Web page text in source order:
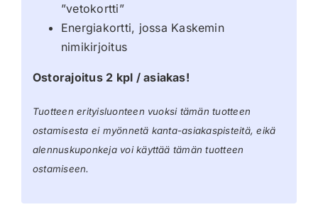
”vetokortti”
Energiakortti, jossa Kaskemin
nimikirjoitus
Ostorajoitus 2 kpl / asiakas!
Tuotteen erityisluonteen vuoksi tämän tuotteen
ostamisesta ei myönnetä kanta-asiakaspisteitä, eikä
alennuskuponkeja voi käyttää tämän tuotteen
ostamiseen.